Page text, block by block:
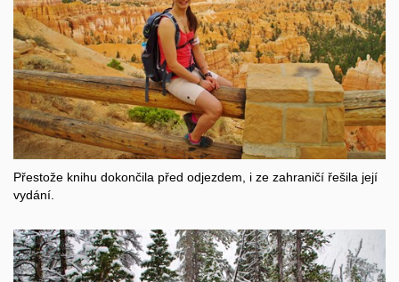
Přestože knihu dokončila před odjezdem, i ze zahraničí řešila její
vydání.